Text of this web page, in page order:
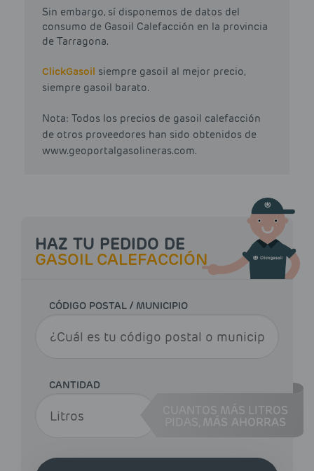
Sin embargo, sí disponemos de datos del
consumo de Gasoil Calefacción en la provincia
de Tarragona.
ClickGasoil siempre gasoil al mejor precio,
siempre gasoil barato.
Nota: Todos los precios de gasoil calefacción
de otros proveedores han sido obtenidos de
www.geoportalgasolineras.com.
HAZ TU PEDIDO DE
GASOIL CALEFACCIÓN
CÓDIGO POSTAL / MUNICIPIO
CANTIDAD
CUANTOS MÁS LITROS
MÁS AHORRAS